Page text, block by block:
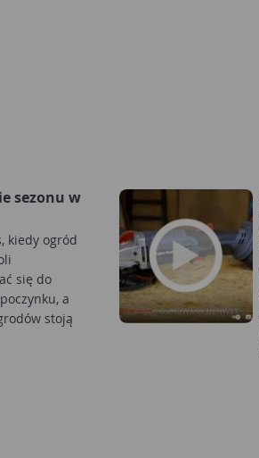
sezonu w
kiedy ogród
się do
a
stoją